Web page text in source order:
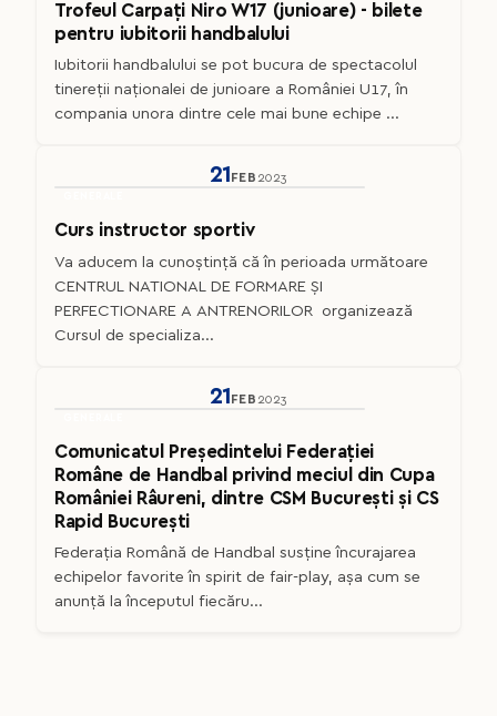
Trofeul Carpați Niro W17 (junioare) - bilete
pentru iubitorii handbalului
Iubitorii handbalului se pot bucura de spectacolul
tinereții naționalei de junioare a României U17, în
compania unora dintre cele mai bune echipe ...
21 FEB 2023
Curs instructor sportiv
Va aducem la cunoștință că în perioada următoare
CENTRUL NATIONAL DE FORMARE ȘI
PERFECTIONARE A ANTRENORILOR organizează
Cursul de specializa...
21FEB 2023
Comunicatul Președintelui Federației
Române de Handbal privind meciul din Cupa
României Râureni, dintre CSM București și CS
Rapid București
Federația Română de Handbal susține încurajarea
echipelor favorite în spirit de fair-play, așa cum se
anunță la începutul fiecăru...